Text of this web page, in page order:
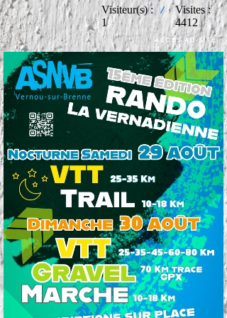
ACCES AU SITE
Visiteur(s) :
1
Visites :
4412